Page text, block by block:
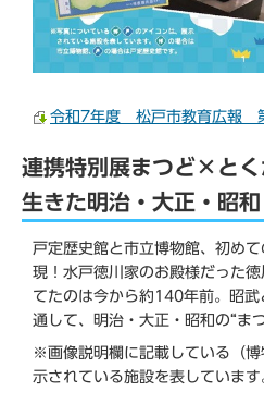
令和7年度 松戸市教育広報
連携特別展まつど×と
生きた明治・大正・昭和
戸定歴史館と市立博物館、初め
現！水戸徳川家のお殿様だった
てたのは今から約140年前。昭
通して、明治・大正・昭和の“ま
※画像説明欄に記載している（
示されている施設を表しています